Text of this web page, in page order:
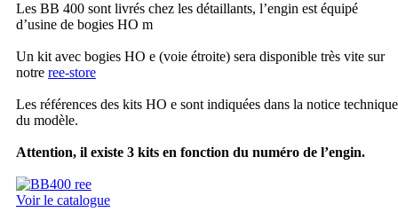
Les BB 400 sont livrés chez les détaillants, l’engin est équipé
d’usine de bogies HO m
Un kit avec bogies HO e (voie étroite) sera disponible très vite sur
notre ree-store
Les références des kits HO e sont indiquées dans la notice technique
du modèle.
Attention, il existe 3 kits en fonction du numéro de l’engin.
Voir le catalogue